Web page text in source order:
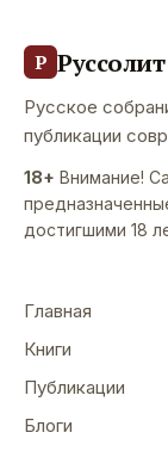
Р Руссолит
Русское
публикации
18+ Внимание!
достигшими 18
Главная
Книги
Публикации
Блоги